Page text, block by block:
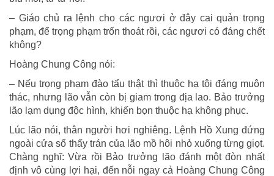
– Giáo chủ ra lệnh cho các ngươi ở đây cai quản trọng
phạm, để trọng phạm trốn thoát rồi, các ngươi có đáng chết
không?
Hoàng Chung Công nói:
– Nếu trọng phạm đào tẩu thật thì thuộc hạ tội đáng muôn
thác, nhưng lão vẫn còn bị giam trong địa lao. Bảo trưởng
lão lạm dụng độc hình, khiến bọn thuộc hạ không phục.
Lúc lão nói, thân người hơi nghiêng. Lệnh Hồ Xung đứng
ngoài cửa sổ thấy trán của lão mồ hôi nhỏ xuống từng giọt.
Chàng nghĩ: Vừa rồi Bảo trưởng lão đánh một đòn nhất
định vô cùng lợi hại, đến nỗi ngay cả Hoàng Chung Công